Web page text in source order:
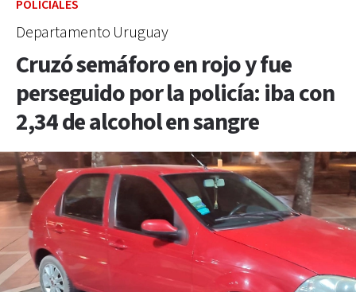
POLICIALES
Departamento Uruguay
Cruzó semáforo en rojo y fue
perseguido por la policía: iba con
2,34 de alcohol en sangre